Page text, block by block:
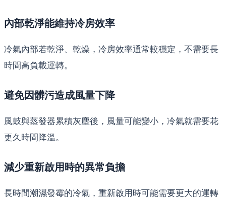
內部乾淨能維持冷房效率
冷氣內部若乾淨、乾燥，冷房效率通常較穩定，不需要長
時間高負載運轉。
避免因髒污造成風量下降
風鼓與蒸發器累積灰塵後，風量可能變小，冷氣就需要花
更久時間降溫。
減少重新啟用時的異常負擔
長時間潮濕發霉的冷氣，重新啟用時可能需要更大的運轉